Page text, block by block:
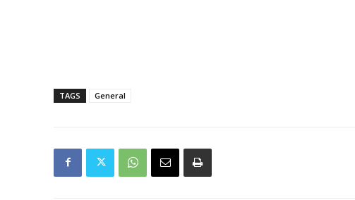
TAGS General